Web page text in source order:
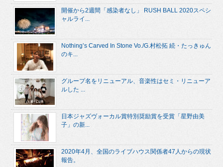
開催から2週間「感染者なし」 RUSH BALL 2020スペシ
ャルライ...
Nothing’s Carved In Stone Vo./G.村松拓 続・たっきゅん
のキ...
グループ名をリニューアル、音楽性はセミ・リニューア
ルした ...
日本ジャズヴォーカル賞特別奨励賞を受賞「星野由美
子」の新...
2020年4月、全国のライブハウス関係者47人からの現状
報告。